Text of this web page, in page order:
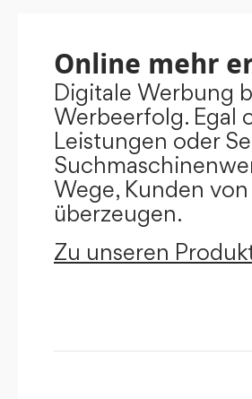
Online mehr
Digitale Werbung
Werbeerfolg. Egal
Leistungen oder
Wege, Kunden
überzeugen.
Zu unseren